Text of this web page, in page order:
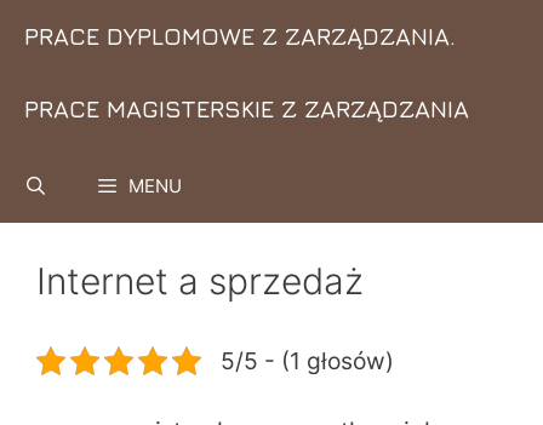
PRACE DYPLOMOWE Z ZARZĄDZANIA.
PRACE MAGISTERSKIE Z ZARZĄDZANIA
MENU
Internet a sprzedaż
5/5 - (1 głosów)